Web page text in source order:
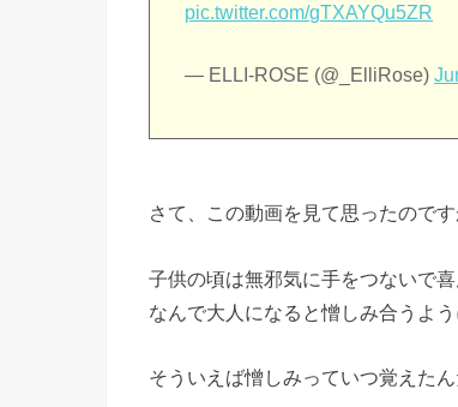
pic.twitter.com/gTXAYQu5ZR
— ELLI-ROSE (@_ElliRose)
さて、この動画を見て思ったのです
子供の頃は無邪気に手をつないで喜
なんで大人になると憎しみ合うよう
そういえば憎しみっていつ覚えたん